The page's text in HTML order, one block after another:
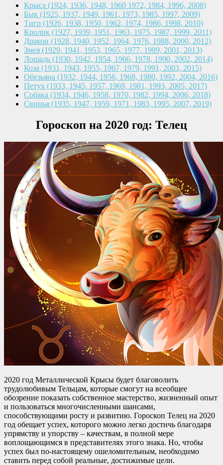
Крыса (1924, 1936, 1948, 1960 1972, 1984, 1996, 2008)
Бык (1925, 1937, 1949, 1961, 1973, 1985, 1997, 2009)
Тигр (1926, 1938, 1950, 1962, 1974, 1986, 1998, 2010)
Кролик (1927, 1939, 1951, 1963, 1975, 1987, 1999, 2011)
Дракон (1928, 1940, 1952, 1964, 1976, 1988, 2000, 2012)
Змея (1929, 1941, 1953, 1965, 1977, 1989, 2001, 2013)
Лошадь (1930, 1942, 1954, 1966, 1978, 1990, 2002, 2014)
Коза (1931, 1943, 1955, 1967, 1979, 1991, 2003, 2015)
Обезьяна (1932, 1944, 1956, 1968, 1980, 1992, 2004, 2016)
Петух (1933, 1945, 1957, 1969, 1981, 1993, 2005, 2017)
Собака (1934, 1946, 1958, 1970, 1982, 1994, 2006, 2018)
Свинья (1935, 1947, 1959, 1971, 1983, 1995, 2007, 2019)
Гороскоп на 2020 год: Телец
2020 год Металлической Крысы будет благоволить
трудолюбивым Тельцам, которые смогут на всеобщее
обозрение показать собственное мастерство, жизненный опыт
и пользоваться многочисленными шансами,
способствующими росту и развитию. Гороскоп Телец на 2020
год обещает успех, которого можно легко достичь благодаря
упрямству и упорству – качествам, в полной мере
воплощающимся в представителях этого знака. Но, чтобы
успех был по-настоящему ошеломительным, необходимо
ставить перед собой реальные, достижимые цели.